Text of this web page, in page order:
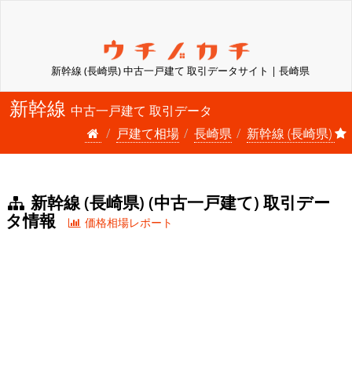
新幹線 (長崎県) 中古一戸建て 取引データサイト | 長崎県
新幹線 中古一戸建て 取引データ
戸建て相場
長崎県 新幹線 (長崎県)
新幹線 (長崎県) (中古一戸建て) 取引デー
タ情報
価格相場レポート